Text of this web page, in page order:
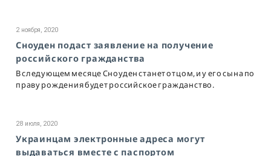
2 ноября, 2020
Сноуден подаст заявление на получение
российского гражданства
В следующем месяце Сноуден станет отцом, и у его сына по
праву рождения будет российское гражданство.
28 июля, 2020
Украинцам электронные адреса могут
выдаваться вместе с паспортом